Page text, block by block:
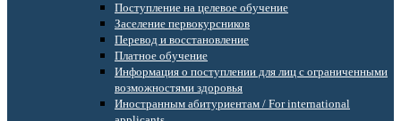
Поступление на целевое обучение
Заселение первокурсников
Перевод и восстановление
Платное обучение
Информация о поступлении для лиц с ограниченными
возможностями здоровья
Иностранным абитуриентам / For international